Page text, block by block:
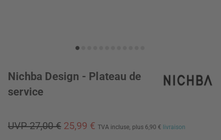
Nichba Design - Plateau de
service
UVP 27,00 € 25,99 € TVA incluse, plus 6,90 € livraison